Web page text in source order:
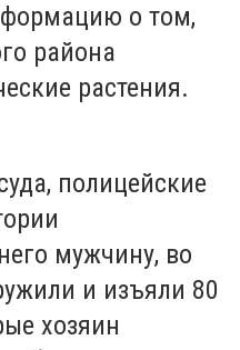
о том,
района
растения.
полицейские
мужчину, во
и изъяли 80
хозяин